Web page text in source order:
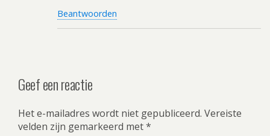
Beantwoorden
Geef een reactie
Het e-mailadres wordt niet gepubliceerd. Vereiste
velden zijn gemarkeerd met*